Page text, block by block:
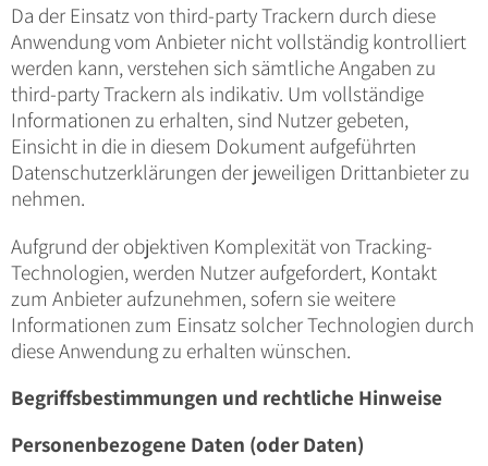
Da der Einsatz von third-party Trackern durch diese
Anwendung vom Anbieter nicht vollständig kontrolliert
werden kann, verstehen sich sämtliche Angaben zu
third-party Trackern als indikativ. Um vollständige
Informationen zu erhalten, sind Nutzer gebeten,
Einsicht in die in diesem Dokument aufgeführten
Datenschutzerklärungen der jeweiligen Drittanbieter zu
nehmen.
Aufgrund der objektiven Komplexität von Tracking-
Technologien, werden Nutzer aufgefordert, Kontakt
zum Anbieter aufzunehmen, sofern sie weitere
Informationen zum Einsatz solcher Technologien durch
diese Anwendung zu erhalten wünschen.
Begriffsbestimmungen und rechtliche Hinweise
Personenbezogene Daten (oder Daten)